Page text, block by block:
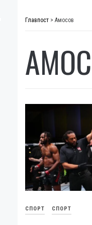
Главпост > Амосов
СПОРТ СПОРТ